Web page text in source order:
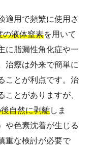
適用で頻繁に使用さ
の液体窒素を用いて
に脂漏性角化症や一
治療は外来で簡単に
ことが利点です。治
とがありますが、
自然に剥離しま
や色素沈着が生じる
重な検討が必要で